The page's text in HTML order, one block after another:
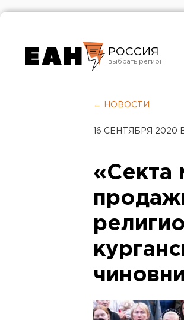
РОССИЯ
Челябинск
← НОВОСТИ
16 СЕНТЯБРЯ 2020 В
«Секта